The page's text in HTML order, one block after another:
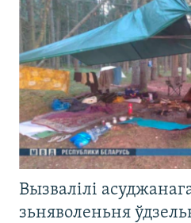
Вызвалілі
зьняволеньня